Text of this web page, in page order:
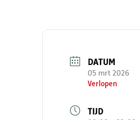
DATUM
05 mrt 2026
Verlopen
TIJD